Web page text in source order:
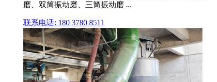
磨、双筒振动磨、三筒振动磨 ...
联系电话: 180 3780 8511